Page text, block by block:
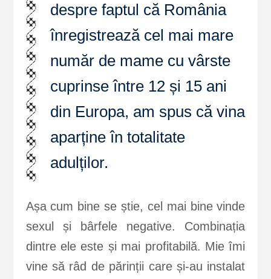
despre faptul că România
înregistrează cel mai mare
număr de mame cu vârste
cuprinse între 12 și 15 ani
din Europa, am spus că vina
aparține în totalitate
adulților.
Așa cum bine se știe, cel mai bine vinde
sexul și bârfele negative. Combinația
dintre ele este și mai profitabilă. Mie îmi
vine să râd de părinții care și-au instalat